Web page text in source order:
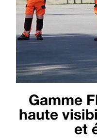
Gamme
haute
et